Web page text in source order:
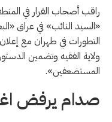
راقب أصحاب القرار في
«السيد النائب» في عراق
التطورات في طهران مع
ولاية الفقيه وتضمين
المستضعفين».
صدام يرفض